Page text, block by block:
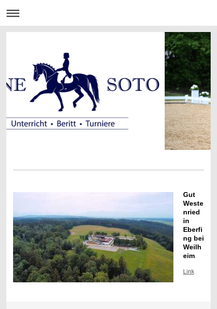
Gut
Weste
nried
in
Eberfi
ng bei
Weilh
eim
Link